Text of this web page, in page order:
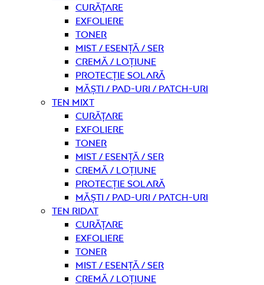
curățare
Exfoliere
Toner
Mist / Esență / Ser
Cremă / Loțiune
Protecție solară
Măști / Pad-uri / Patch-uri
Ten mixt
curățare
Exfoliere
Toner
Mist / Esență / Ser
Cremă / Loțiune
Protecție solară
Măști / Pad-uri / Patch-uri
Ten ridat
curățare
Exfoliere
Toner
Mist / Esență / Ser
Cremă / Loțiune